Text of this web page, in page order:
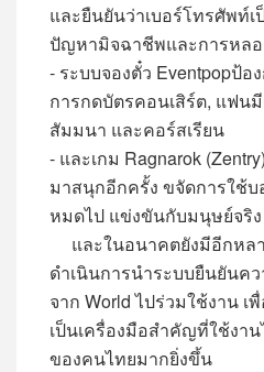
และยืนยันว่าเบอร์โทรศัพท์
ปัญหามิจฉาชีพและการหลอ
- ระบบจองตั๋ว Eventpopป้อ
การกดบัตรคอนเสิร์ต, แฟน
สัมมนา และคอร์สเรียน
- และเกม Ragnarok (Zentry)
มาสนุกอีกครั้ง ขจัดการใช้บ
หมดไป แข่งขันกับมนุษย์จริง
และในอนาคตยังมีอีกหล
ดำเนินการนำระบบยืนยันค
จาก Worldไปร่วมใช้งาน เ
เป็นเครื่องมือสำคัญที่ใช้งา
ของคนไทยมากยิ่งขึ้น